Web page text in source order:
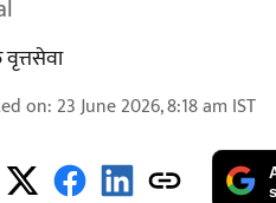
on: 23 June 2026, 8:18 am IST